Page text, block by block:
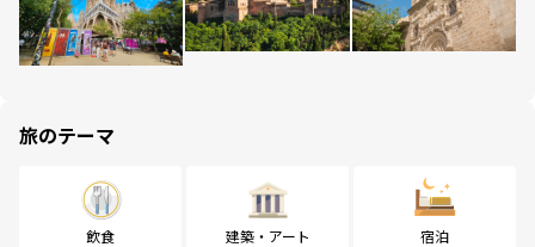
旅のテーマ
飲食 建築・アート 宿泊